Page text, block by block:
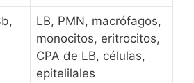
LB, PMN, macrófagos,
monocitos, eritrocitos,
CPA de LB, células,
epitelilales